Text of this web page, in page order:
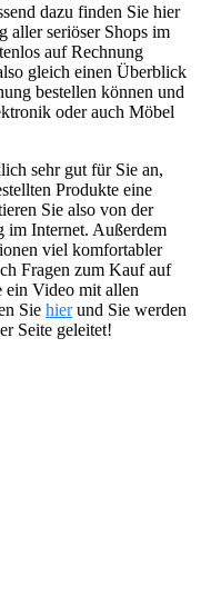
dazu finden Sie hier
aller seriöser Shops im
auf Rechnung
gleich einen Überblick
bestellen können und
oder auch Möbel
sehr gut für Sie an,
Produkte eine
Sie also von der
im Internet. Außerdem
viel komfortabler
Fragen zum Kauf auf
ein Video mit allen
Sie hierund Sie werden
Seite geleitet!